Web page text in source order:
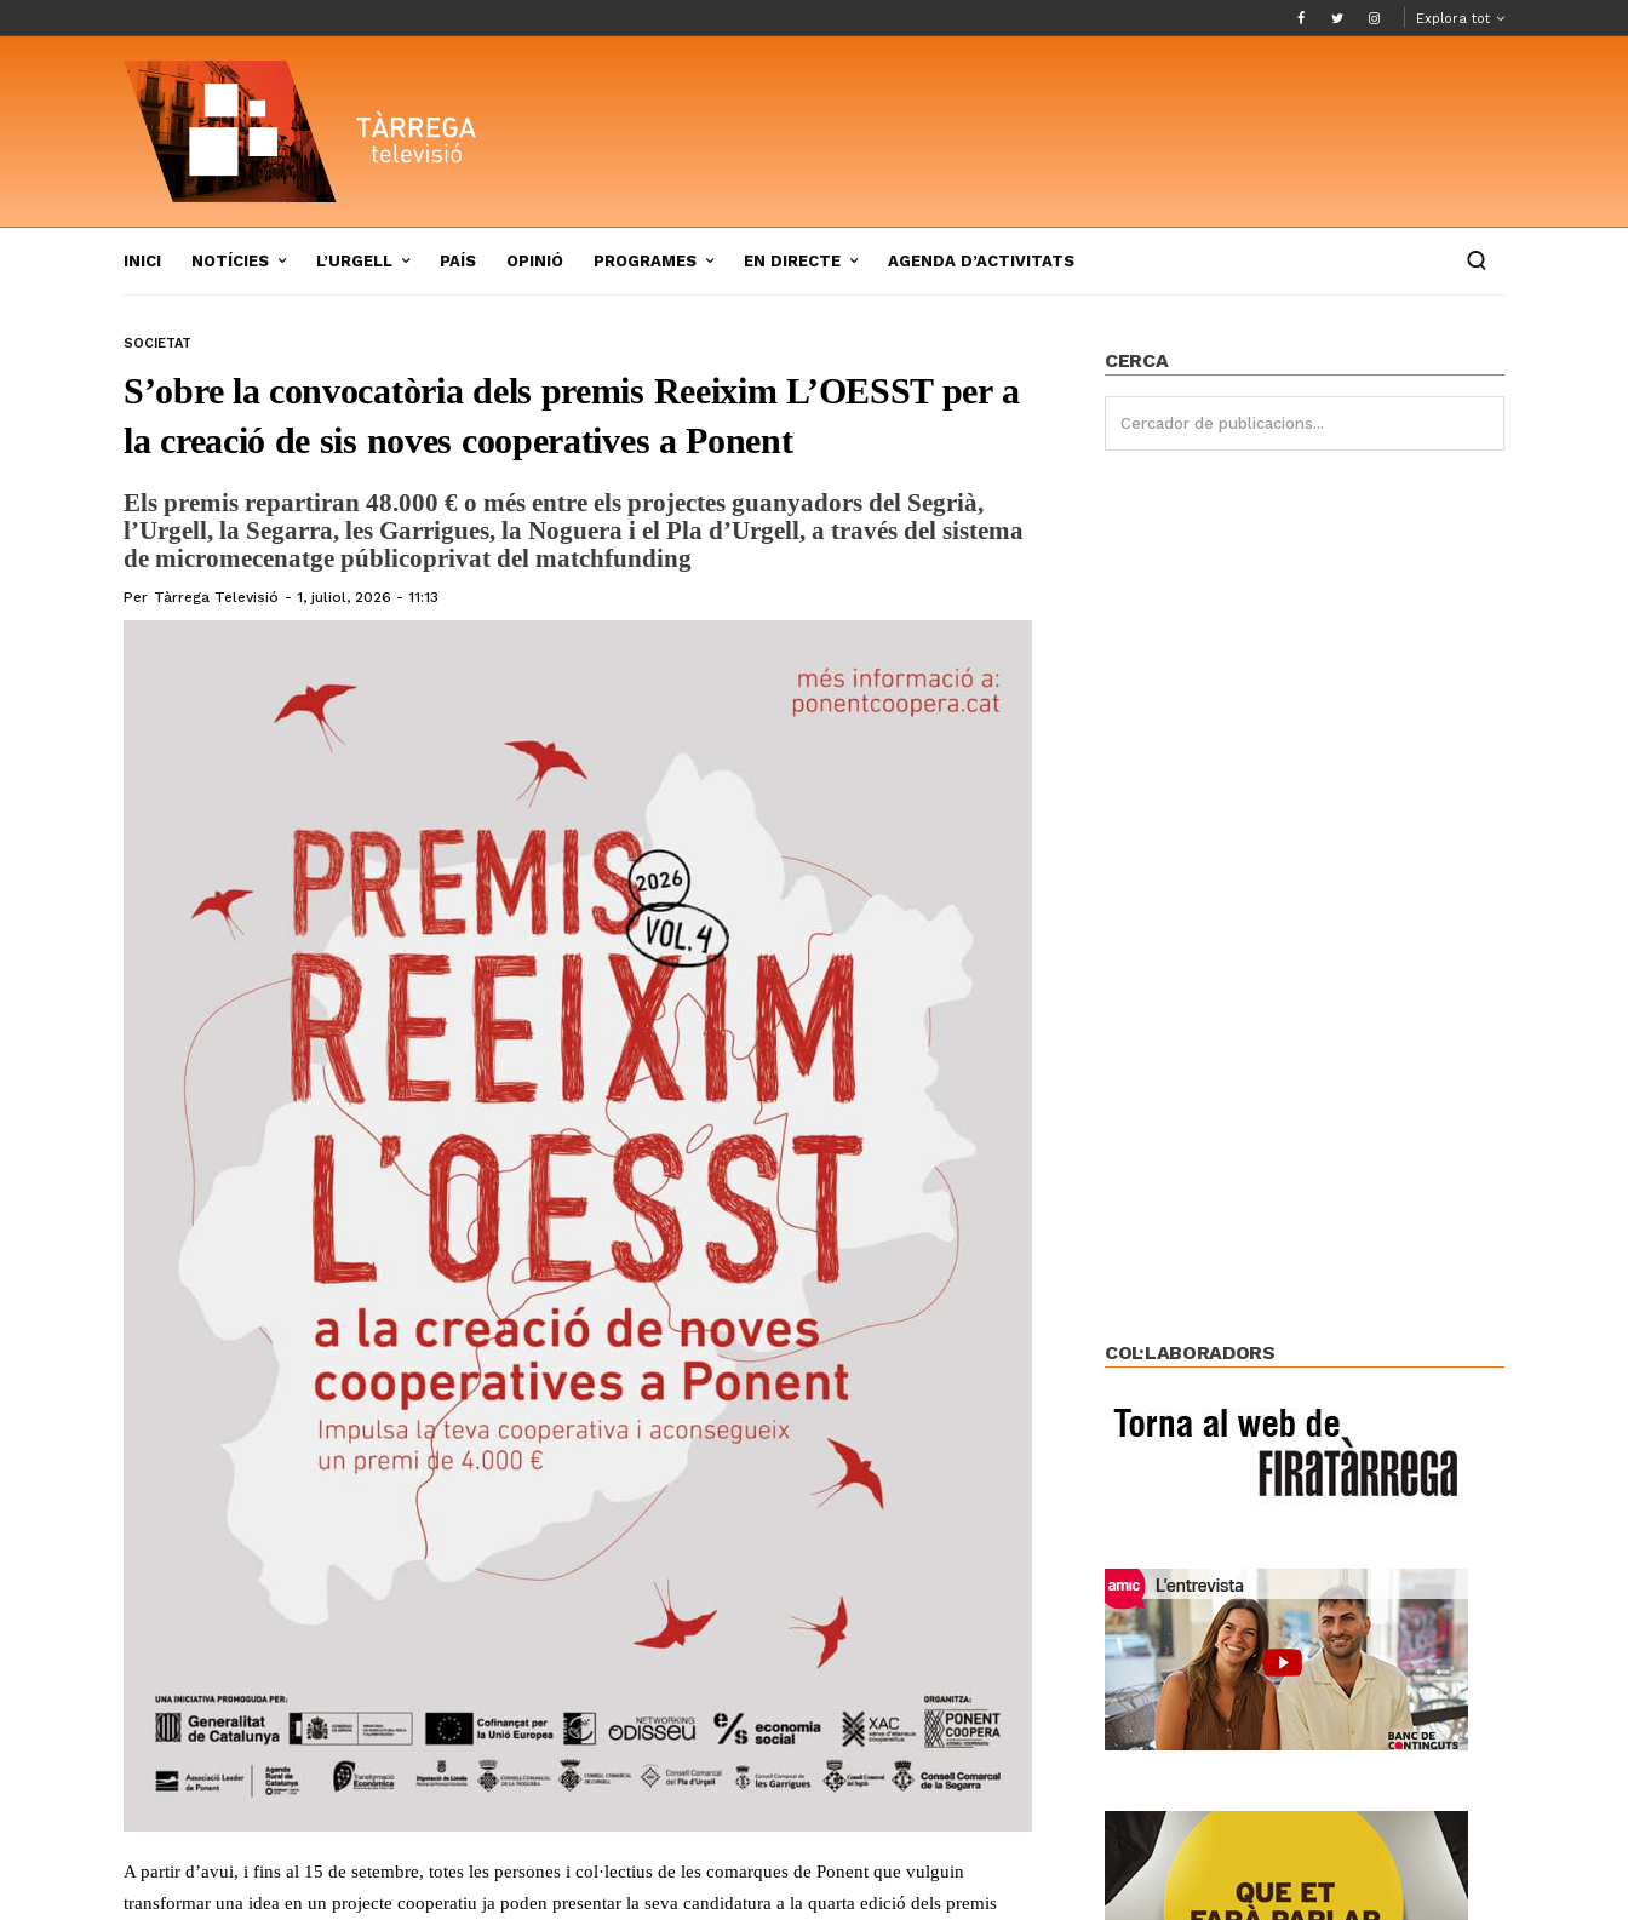
Explora tot
INICI NOTÍCIES L’URGELL PAÍS OPINIÓ PROGRAMES EN DIRECTE AGENDA D’ACTIVITATS
SOCIETAT
S’obre la convocatòria dels premis Reeixim L’OESST per a
la creació de sis noves cooperatives a Ponent
Els premis repartiran 48.000 € o més entre els projectes guanyadors del Segrià,
l’Urgell, la Segarra, les Garrigues, la Noguera i el Pla d’Urgell, a través del sistema
de micromecenatge públicoprivat del matchfunding
Per Tàrrega Televisió 1, juliol, 2026 - 11:13
A partir d’avui, i fins al 15 de setembre, totes les persones i col·lectius de les comarques de Ponent que vulguin
transformar una idea en un projecte cooperatiu ja poden presentar la seva candidatura a la quarta edició dels premis
CERCA
COL·LABORADORS